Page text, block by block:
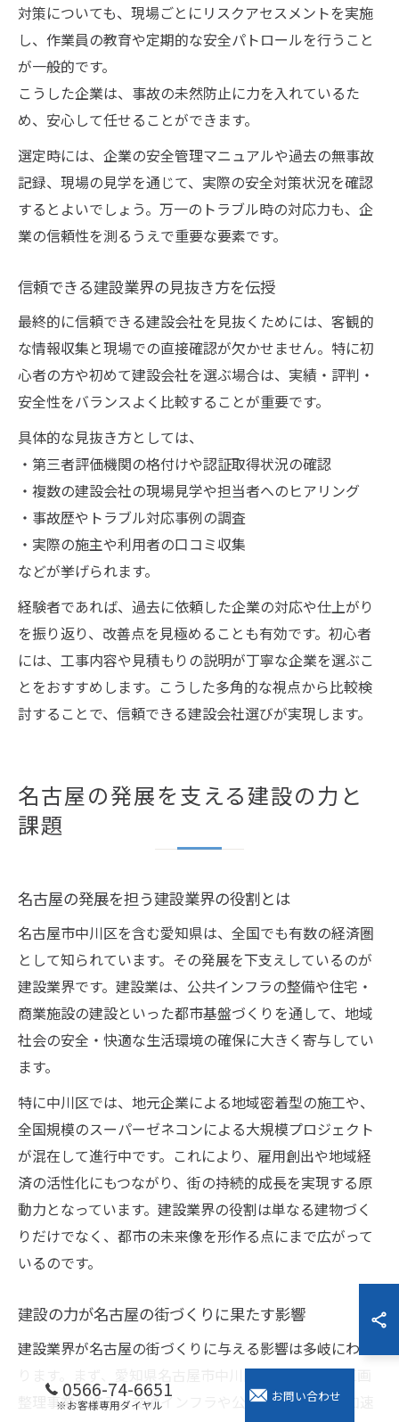
対策についても、現場ごとにリスクアセスメントを実施
し、作業員の教育や定期的な安全パトロールを行うこと
が一般的です。
こうした企業は、事故の未然防止に力を入れているた
め、安心して任せることができます。
選定時には、企業の安全管理マニュアルや過去の無事故
記録、現場の見学を通じて、実際の安全対策状況を確認
するとよいでしょう。万一のトラブル時の対応力も、企
業の信頼性を測るうえで重要な要素です。
信頼できる建設業界の見抜き方を伝授
最終的に信頼できる建設会社を見抜くためには、客観的
な情報収集と現場での直接確認が欠かせません。特に初
心者の方や初めて建設会社を選ぶ場合は、実績・評判・
安全性をバランスよく比較することが重要です。
具体的な見抜き方としては、
・第三者評価機関の格付けや認証取得状況の確認
・複数の建設会社の現場見学や担当者へのヒアリング
・事故歴やトラブル対応事例の調査
・実際の施主や利用者の口コミ収集
などが挙げられます。
経験者であれば、過去に依頼した企業の対応や仕上がり
を振り返り、改善点を見極めることも有効です。初心者
には、工事内容や見積もりの説明が丁寧な企業を選ぶこ
とをおすすめします。こうした多角的な視点から比較検
討することで、信頼できる建設会社選びが実現します。
名古屋の発展を支える建設の力と
課題
名古屋の発展を担う建設業界の役割とは
名古屋市中川区を含む愛知県は、全国でも有数の経済圏
として知られています。その発展を下支えしているのが
建設業界です。建設業は、公共インフラの整備や住宅・
商業施設の建設といった都市基盤づくりを通して、地域
社会の安全・快適な生活環境の確保に大きく寄与してい
ます。
特に中川区では、地元企業による地域密着型の施工や、
全国規模のスーパーゼネコンによる大規模プロジェクト
が混在して進行中です。これにより、雇用創出や地域経
済の活性化にもつながり、街の持続的成長を実現する原
動力となっています。建設業界の役割は単なる建物づく
りだけでなく、都市の未来像を形作る点にまで広がって
いるのです。
建設の力が名古屋の街づくりに果たす影響
建設業界が名古屋の街づくりに与える影響は多岐にわた
ります。まず、愛知県名古屋市中川区では再開発や区画
整理事業が進み、交通インフラや公共施設の整備が加速
0566-74-6651
※お客様専用ダイヤル
お問い合わせ